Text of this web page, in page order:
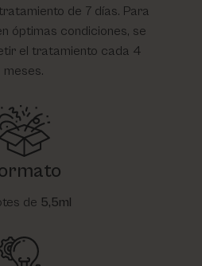
de 7 días. Para
óptimas condiciones, se
el tratamiento cada 4
meses.
de 5,5ml